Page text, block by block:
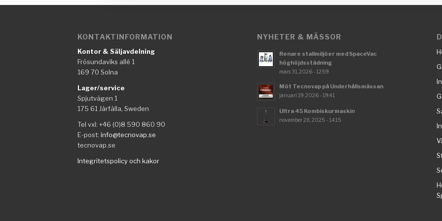
KONTAKTINFORMATION
Kontor & Säljavdelning
Frösundaviks allé 1
169 70 Solna
Lager/service
Spjutvägen 1
175 61 Järfälla, Sweden
Tel vxl: +46 (0)8 590 860 90
E-post: info@tecnovap.se
tecnovap.se
Integritetspolicy och kakor
NYHETER & MÄSSOR
Renare stallmiljöer med SpaceVac
höghöjdsstädning
mars 31, 2026 - 12:59
Möt Tecnovap på Underhållsmässan
januari 19, 2026 - 19:41
Ultra 45 Kombiskurmaskin
november 28, 2025 - 14:15